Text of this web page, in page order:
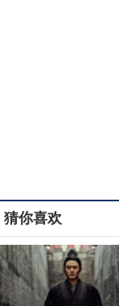
猜你喜欢